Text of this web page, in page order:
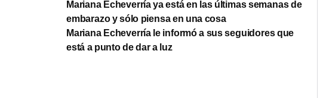
Mariana Echeverría ya está en las últimas semanas de
embarazo y sólo piensa en una cosa
Mariana Echeverría le informó a sus seguidores que
está a punto de dar a luz